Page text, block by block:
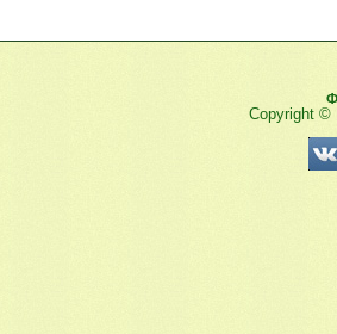
Copyright ©